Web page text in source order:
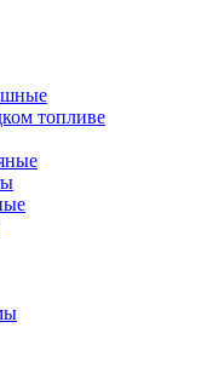
топливе